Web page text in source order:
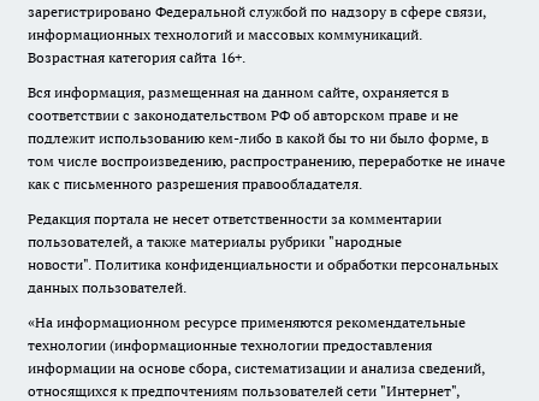
зарегистрировано Федеральной службой по надзору в сфере связи,
информационных технологий и массовых коммуникаций.
Возрастная категория сайта 16+.
Вся информация, размещенная на данном сайте, охраняется в
соответствии с законодательством РФ об авторском праве и не
подлежит использованию кем-либо в какой бы то ни было форме, в
том числе воспроизведению, распространению, переработке не иначе
как с письменного разрешения правообладателя.
Редакция портала не несет ответственности за комментарии
пользователей, а также материалы рубрики "народные
новости". Политика конфиденциальности и обработки персональных
данных пользователей.
«На информационном ресурсе применяются рекомендательные
технологии (информационные технологии предоставления
информации на основе сбора, систематизации и анализа сведений,
относящихся к предпочтениям пользователей сети "Интернет",